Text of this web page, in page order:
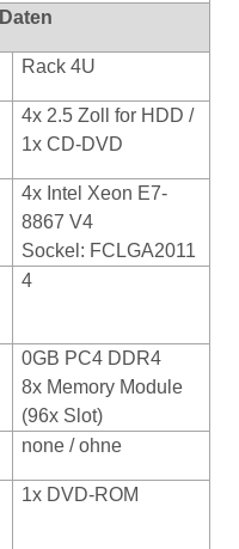
Daten
Rack 4U
4x 2.5 Zoll for HDD /
1x CD-DVD
4x Intel Xeon E7-
8867 V4
Sockel: FCLGA2011
4
0GB PC4 DDR4
8x Memory Module
(96x Slot)
none / ohne
1x DVD-ROM